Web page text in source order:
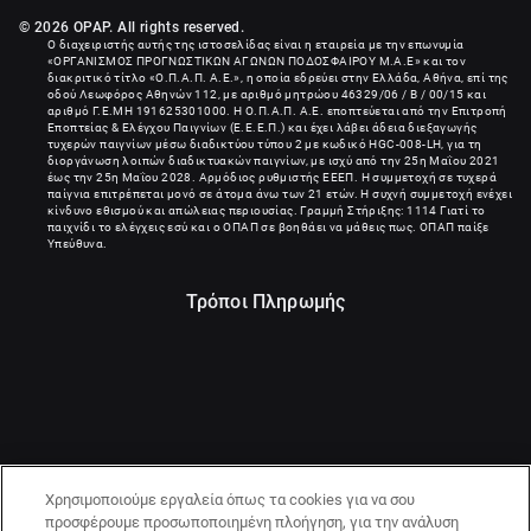
ούσα. Ο επιλαχόντας/-ούσα οφείλει να αποδεχτεί το έπαθλο οριστικά και
τελεσίδικα εντός 12 ωρών. Σε περίπτωση εκ νέου άρνησης, αδυναμίας ή εν
γένει μη αποδοχής του Επάθλου από τον υπ’ αριθμόν 1 επιλαχόντα/-ούσα,
τότε προκρίνεται ο υπ’ αριθμόν 2 επιλαχόντας/-ούσα κοκ.
Σε περίπτωση που ουδείς/ουδεμία από τους κληρωθέντες/
κληρωθείσες αποδεχθεί το Έπαθλο εντός των προβλεπόμενων διοριών,
τότε το Έπαθλο απόλλυται και η προωθητική ενέργεια χαρακτηρίζεται ως
περατωθείσα.
Από τον Διαγωνισμό αποκλείονται όσοι εμπίπτουν στις ακόλουθες
περιπτώσεις:
© 2026 OPAP. All rights reserved.
Ο διαχειριστής αυτής της ιστοσελίδας είναι η εταιρεία με την επωνυμία
«ΟΡΓΑΝΙΣΜΟΣ ΠΡΟΓΝΩΣΤΙΚΩΝ ΑΓΩΝΩΝ ΠΟΔΟΣΦΑΙΡΟΥ Μ.Α.Ε» και τον
διακριτικό τίτλο «Ο.Π.Α.Π. Α.Ε.», η οποία εδρεύει στην Ελλάδα, Αθήνα, επί της
οδού Λεωφόρος Αθηνών 112, με αριθμό μητρώου 46329/06 / B / 00/15 και
αριθμό Γ.Ε.ΜΗ 191625301000
. Η Ο.Π.Α.Π. Α.Ε. εποπτεύεται από την Επιτροπή
Εποπτείας & Ελέγχου Παιγνίων (Ε.Ε.Ε.Π.) και έχει λάβει άδεια διεξαγωγής
τυχερών παιγνίων μέσω διαδικτύου τύπου 2 με κωδικό HGC-008-LH, για τη
διοργάνωση λοιπών διαδικτυακών παιγνίων, με ισχύ από την 25η Μαΐου 2021
έως την 25η Μαΐου 2028. Αρμόδιος ρυθμιστής ΕΕΕΠ. Η συμμετοχή σε τυχερά
παίγνια επιτρέπεται μονό σε άτομα άνω των 21 ετών. Η συχνή συμμετοχή ενέχει
κίνδυνο εθισμού και απώλειας περιουσίας. Γραμμή Στήριξης: 1114 Γιατί το
παιχνίδι το ελέγχεις εσύ και ο ΟΠΑΠ σε βοηθάει να μάθεις πως. ΟΠΑΠ παίξε
Υπεύθυνα.
Τρόποι Πληρωμής
Χρησιμοποιούμε εργαλεία όπως τα cookies για να σου
προσφέρουμε προσωποποιημένη πλοήγηση, για την ανάλυση